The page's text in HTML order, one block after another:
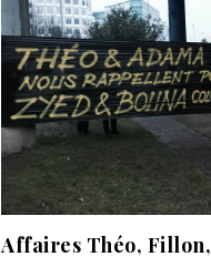
Affaires Théo, Fillon,